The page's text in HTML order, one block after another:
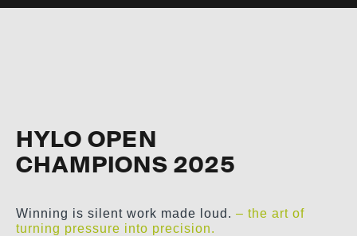
HYLO OPEN
CHAMPIONS 2025
Winning is silent work made loud.– the art of
turning pressure into precision.